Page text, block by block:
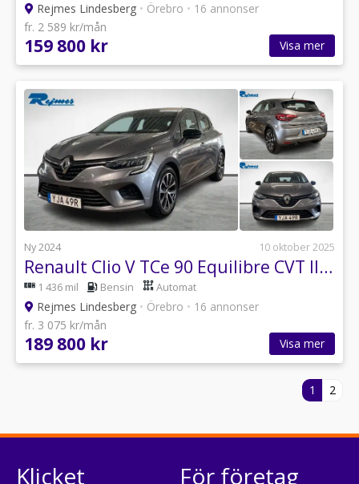
Rejmes Lindesberg • Örebro • 16 annonser
fr. 2 589 kr/mån
159 800 kr Visa mer
Ny 2024 10 oktober 2025
Renault Clio V TCe 90 Equilibre CVT II 5-d
1 436 mil Bensin Automat
Rejmes Lindesberg • Örebro • 16 annonser
fr. 3 075 kr/mån
189 800 kr Visa mer
1 2
Klicket För företag